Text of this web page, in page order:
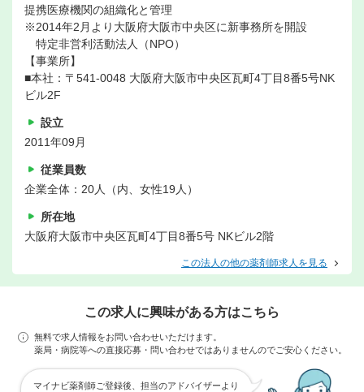
提携医療機関の組織化と管理
※2014年2月より大阪府大阪市中央区に新事務所を開設
特定非営利活動法人（NPO）
【事業所】
■本社：〒541-0048 大阪府大阪市中央区瓦町4丁目8番5号NK
ビル2F
設立
2011年09月
従業員数
企業全体：20人（内、女性19人）
所在地
大阪府大阪市中央区瓦町4丁目8番5号 NKビル2階
この法人の他の薬剤師求人を見る
この求人に興味がある方はこちら
無料で求人情報をお問い合わせいただけます。
薬局・病院等への直接応募・問い合わせではありませんのでご安心ください。
マイナビ薬剤師ご登録後、担当のアドバイザーより